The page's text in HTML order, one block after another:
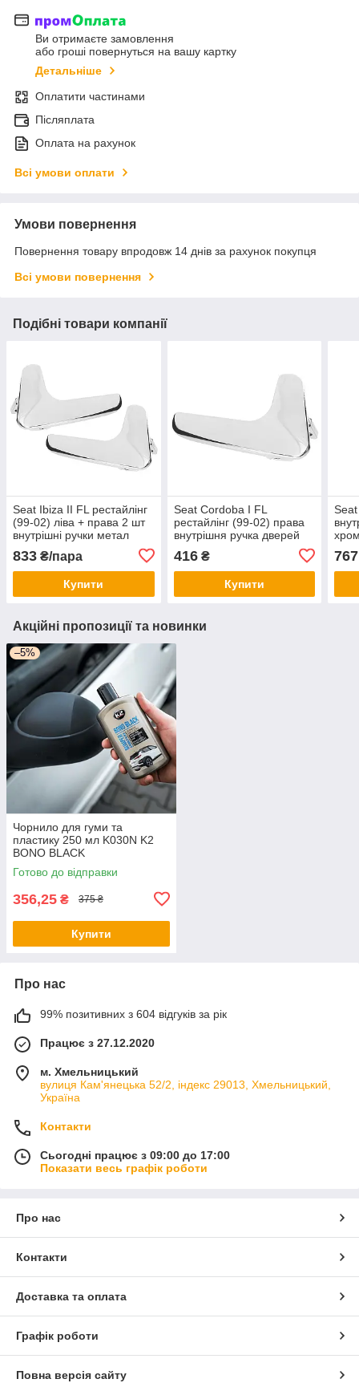
Ви отримаєте замовлення
або гроші повернуться на вашу картку
Детальніше
Оплатити частинами
Післяплата
Оплата на рахунок
Всі умови оплати
Умови повернення
Повернення товару впродовж 14 днів за рахунок покупця
Всі умови повернення
Подібні товари компанії
Seat Ibiza II FL рестайлінг
(99-02) ліва + права 2 шт
внутрішні ручки метал
833 ₴/пара
Купити
Seat Cordoba I FL
рестайлінг (99-02) права
внутрішня ручка дверей
416₴
Купити
767
Акційні пропозиції та новинки
–5%
Чорнило для гуми та
пластику 250 мл K030N K2
BONO BLACK
Готово до відправки
356,25 ₴ 375 ₴
Купити
Про нас
99% позитивних з 604 відгуків за рік
Працює з 27.12.2020
м. Хмельницький
вулиця Кам'янецька 52/2, індекс 29013, Хмельницький,
Україна
Контакти
Сьогодні працює з 09:00 до 17:00
Показати весь графік роботи
Про нас
Контакти
Доставка та оплата
Графік роботи
Повна версія сайту